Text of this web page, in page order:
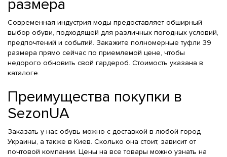
размера
Современная индустрия моды предоставляет обширный
выбор обуви, подходящей для различных погодных условий,
предпочтений и событий. Закажите полномерные туфли 39
размера прямо сейчас по приемлемой цене, чтобы
недорого обновить свой гардероб. Стоимость указана в
каталоге.
Преимущества покупки в
SezonUA
Заказать у нас обувь можно с доставкой в любой город
Украины, а также в Киев. Сколько она стоит, зависит от
почтовой компании. Цены на все товары можно узнать на